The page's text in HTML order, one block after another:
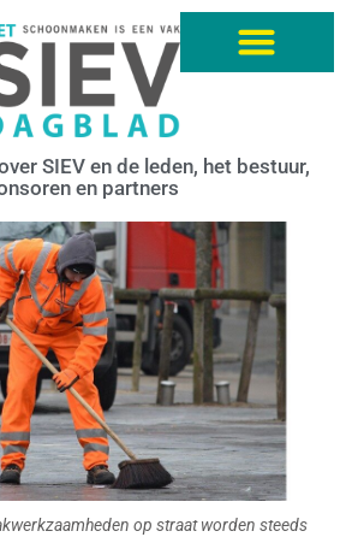
SIEV en de leden, het bestuur,
en partners
op straat worden steeds